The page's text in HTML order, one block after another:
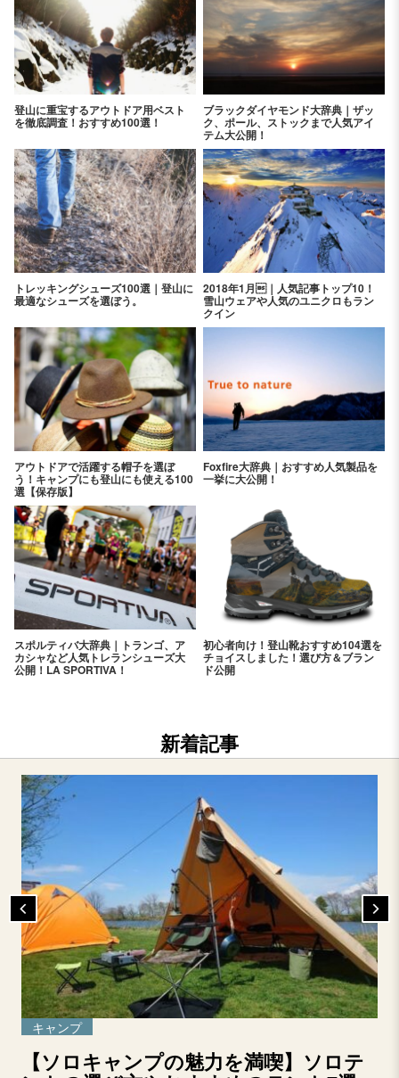
登山に重宝するアウトドア用ベスト
を徹底調査！おすすめ100選！
ブラックダイヤモンド大辞典｜ザッ
ク、ポール、ストックまで人気アイ
テム大公開！
トレッキングシューズ100選｜登山に
最適なシューズを選ぼう。
2018年1月｜人気記事トップ10！
雪山ウェアや人気のユニクロもラン
クイン
アウトドアで活躍する帽子を選ぼ
う！キャンプにも登山にも使える100
選【保存版】
Foxfire大辞典｜おすすめ人気製品を
一挙に大公開！
スポルティバ大辞典｜トランゴ、ア
カシャなど人気トレランシューズ大
公開！LA SPORTIVA！
初心者向け！登山靴おすすめ104選を
チョイスしました！選び方＆ブラン
ド公開
新着記事
キャンプ
【ソロキャンプの魅力を満喫】ソロテ